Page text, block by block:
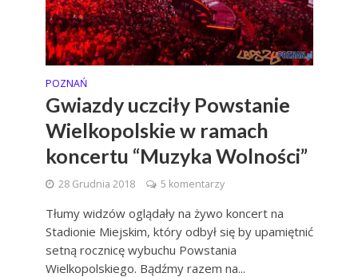
POZNAŃ
Gwiazdy uczciły Powstanie
Wielkopolskie w ramach
koncertu “Muzyka Wolności”
28 Grudnia 2018 5 komentarzy
Tłumy widzów oglądały na żywo koncert na
Stadionie Miejskim, który odbył się by upamiętnić
setną rocznicę wybuchu Powstania
Wielkopolskiego. Bądźmy razem na...